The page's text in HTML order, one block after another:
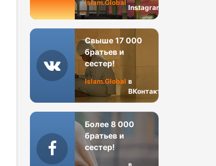
Islam.Global
Instagram
Свыше 17 000
братьев и
сестер!
Islam.Global в
ВКонтакте
Более 8 000
братьев и
сестер!